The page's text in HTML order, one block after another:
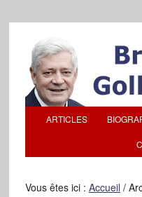
ARTICLES
Vous êtes ici : Accueil /